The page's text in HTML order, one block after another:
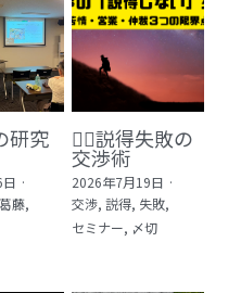
防げますか？
料お問い合わせ）
研究
·
葛藤,
🕵️‍♂️説得失敗の
交渉術
2026年7月19日 ·
交渉, 説得, 失敗,
セミナー, 〆切